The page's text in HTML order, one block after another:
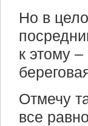
Но в
к этому
Отмечу
все